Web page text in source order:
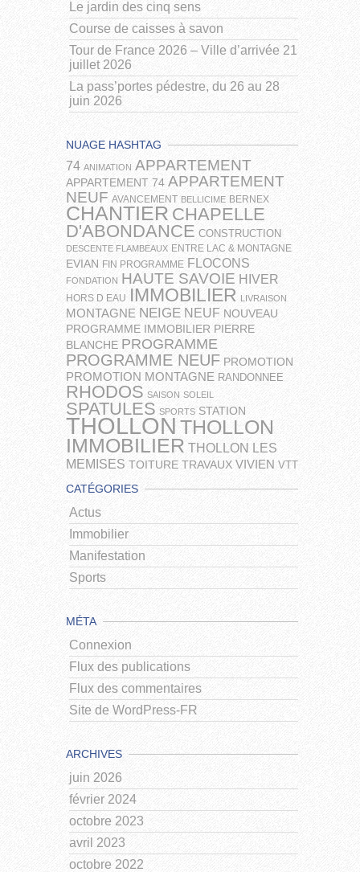
Le jardin des cinq sens
Course de caisses à savon
Tour de France 2026 – Ville d’arrivée 21
juillet 2026
La pass’portes pédestre, du 26 au 28
juin 2026
NUAGE HASHTAG
74 ANIMATION APPARTEMENT
APPARTEMENT 74 APPARTEMENT
NEUF AVANCEMENT BELLICIME BERNEX
CHANTIER CHAPELLE
D'ABONDANCE CONSTRUCTION
DESCENTE FLAMBEAUX ENTRE LAC & MONTAGNE
EVIAN FIN PROGRAMME FLOCONS
FONDATION HAUTE SAVOIE HIVER
HORS D EAU IMMOBILIER LIVRAISON
MONTAGNE NEIGE NEUF NOUVEAU
PROGRAMME IMMOBILIER PIERRE
BLANCHE PROGRAMME
PROGRAMME NEUF PROMOTION
PROMOTION MONTAGNE RANDONNEE
RHODOS SAISON SOLEIL
SPATULES SPORTS STATION
THOLLON THOLLON
IMMOBILIER THOLLON LES
MEMISES TOITURE TRAVAUX VIVIEN VTT
CATÉGORIES
Actus
Immobilier
Manifestation
Sports
MÉTA
Connexion
Flux des publications
Flux des commentaires
Site de WordPress-FR
ARCHIVES
juin 2026
février 2024
octobre 2023
avril 2023
octobre 2022